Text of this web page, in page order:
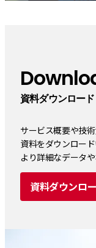
資料ダウンロード
サービス概要や技
資料をダウンロー
より詳細なデータ
資料ダウンロ